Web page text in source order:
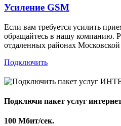
Усиление GSM
Если вам требуется усилить
обращайтесь в нашу компанию.
отдаленных районах Московской
Подключить
Подключи пакет услуг
100 Мбит/сек.